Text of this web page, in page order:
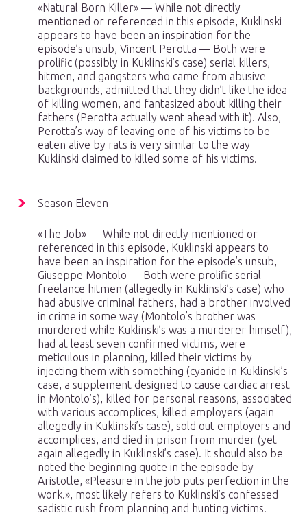
«Natural Born Killer» — While not directly
mentioned or referenced in this episode, Kuklinski
appears to have been an inspiration for the
episode’s unsub, Vincent Perotta — Both were
prolific (possibly in Kuklinski’s case) serial killers,
hitmen, and gangsters who came from abusive
backgrounds, admitted that they didn’t like the idea
of killing women, and fantasized about killing their
fathers (Perotta actually went ahead with it). Also,
Perotta’s way of leaving one of his victims to be
eaten alive by rats is very similar to the way
Kuklinski claimed to killed some of his victims.
Season Eleven
«The Job» — While not directly mentioned or
referenced in this episode, Kuklinski appears to
have been an inspiration for the episode’s unsub,
Giuseppe Montolo — Both were prolific serial
freelance hitmen (allegedly in Kuklinski’s case) who
had abusive criminal fathers, had a brother involved
in crime in some way (Montolo’s brother was
murdered while Kuklinski’s was a murderer himself),
had at least seven confirmed victims, were
meticulous in planning, killed their victims by
injecting them with something (cyanide in Kuklinski’s
case, a supplement designed to cause cardiac arrest
in Montolo’s), killed for personal reasons, associated
with various accomplices, killed employers (again
allegedly in Kuklinski’s case), sold out employers and
accomplices, and died in prison from murder (yet
again allegedly in Kuklinski’s case). It should also be
noted the beginning quote in the episode by
Aristotle, «Pleasure in the job puts perfection in the
work.», most likely refers to Kuklinski’s confessed
sadistic rush from planning and hunting victims.